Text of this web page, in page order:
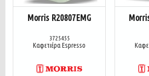
Morris R20807EMG
3725455
Καφετιέρα Espresso